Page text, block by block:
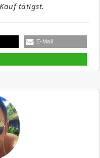
tätigst.
E-Mail